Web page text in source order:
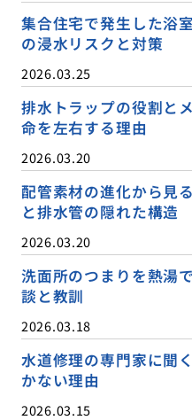
集合住宅で発生した浴
の浸水リスクと対策
2026.03.25
排水トラップの役割と
命を左右する理由
2026.03.20
配管素材の進化から見
と排水管の隠れた構造
2026.03.20
洗面所のつまりを熱湯
談と教訓
2026.03.18
水道修理の専門家に聞
かない理由
2026.03.15